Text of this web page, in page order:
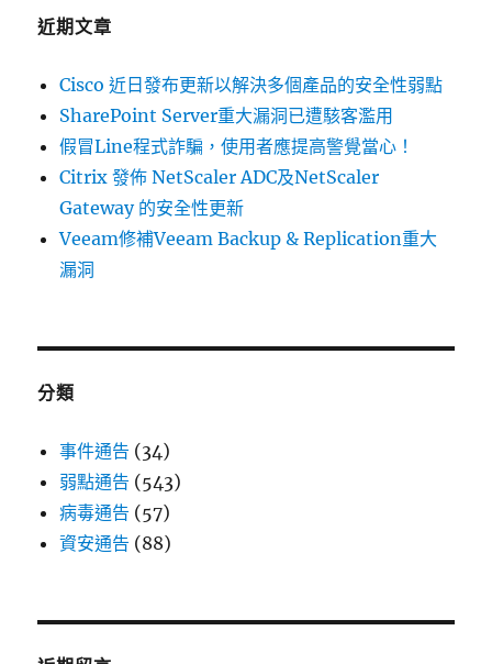
近期文章
Cisco 近日發布更新以解決多個產品的安全性弱點
SharePoint Server重大漏洞已遭駭客濫用
假冒Line程式詐騙，使用者應提高警覺當心！
Citrix 發佈 NetScaler ADC及NetScaler
Gateway 的安全性更新
Veeam修補Veeam Backup & Replication重大
漏洞
分類
事件通告 (34)
弱點通告 (543)
病毒通告 (57)
資安通告 (88)